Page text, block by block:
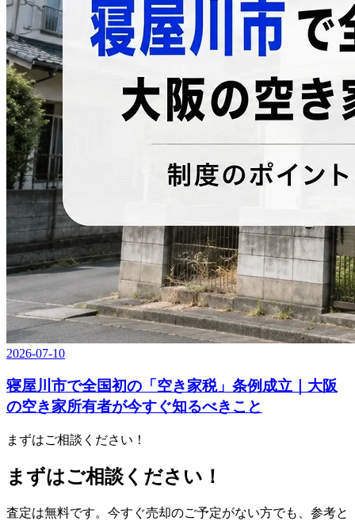
2026-07-10
寝屋川市で全国初の「空き家税」条例成立｜大阪
の空き家所有者が今すぐ知るべきこと
まずはご相談ください！
まずはご相談ください！
査定は無料です。今すぐ売却のご予定がない方でも、参考と